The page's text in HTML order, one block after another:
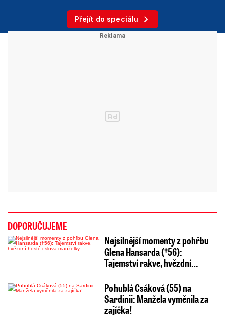
Přejít do speciálu
DOPORUČUJEME
Nejsilnější momenty z pohřbu
Glena Hansarda (†56):
Tajemství rakve, hvězdní…
Pohublá Csáková (55) na
Sardinii: Manžela vyměnila za
zajíčka!